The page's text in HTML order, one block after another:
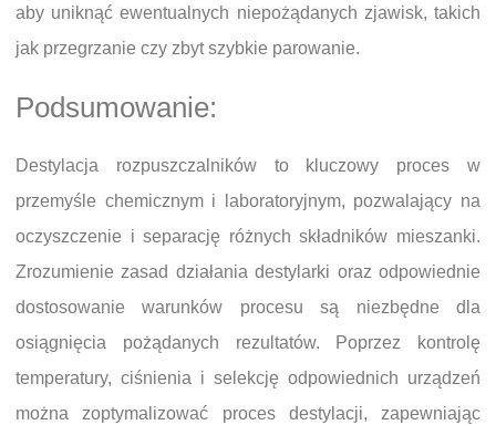
aby uniknąć ewentualnych niepożądanych zjawisk, takich
jak przegrzanie czy zbyt szybkie parowanie.
Podsumowanie:
Destylacja rozpuszczalników to kluczowy proces w
przemyśle chemicznym i laboratoryjnym, pozwalający na
oczyszczenie i separację różnych składników mieszanki.
Zrozumienie zasad działania destylarki oraz odpowiednie
dostosowanie warunków procesu są niezbędne dla
osiągnięcia pożądanych rezultatów. Poprzez kontrolę
temperatury, ciśnienia i selekcję odpowiednich urządzeń
można zoptymalizować proces destylacji, zapewniając